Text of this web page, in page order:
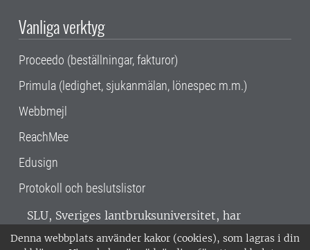
Denna webbplats använder kakor (cookies), som lagras i din
Vanliga verktyg
Proceedo (beställningar, fakturor)
Primula (ledighet, sjukanmälan, lönespec m.m.)
Webbmejl
ReachMee
Edusign
Protokoll och beslutslistor
SLU, Sveriges lantbruksuniversitet, har
verksamhet över hela Sverige. Huvudorter är